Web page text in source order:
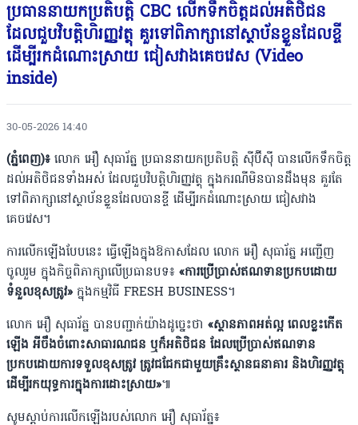
ប្រធាននាយកប្រតិបត្ដិ CBC លើកទឹកចិត្ដដល់អតិថិជន
ដែលជួបវិបត្ដិហិរញ្ញវត្ថុ គួរទៅពិភាក្សានៅស្ថាប័នខ្លួនដែលខ្ចី
ដើម្បីរកដំណោះស្រាយ ជៀសវាងគេចវេស (Video
inside)
30-05-2026 14:40
(ភ្នំពេញ)៖ លោក អឿ សុធារ័ត្ន ប្រធាននាយកប្រតិបត្តិ ស៊ីប៊ីស៊ី បានលើកទឹកចិត្ដ
ដល់អតិថិជនទាំងអស់ ដែលជួបវិបត្ដិហិរញ្ញវត្ថុ ក្នុងករណីមិនបានដឹងមុន គួរតែ
ទៅពិភាក្សានៅស្ថាប័នខ្លួនដែលបានខ្ចី ដើម្បីរកដំណោះស្រាយ ជៀសវាង
គេចវេស។
ការលើកឡើងបែបនេះ ធ្វើឡើងក្នុងឱកាសដែល លោក អឿ សុធារ័ត្ន អញ្ជើញ
ចូលរួម ក្នុងកិច្ចពិភាក្សាលើប្រធានបទ៖ «ការ​ប្រើប្រាស់​ឥណទាន​ប្រកប​ដោយ​
ទំនួល​ខុសត្រូវ» ក្នុងកម្មវិធី FRESH BUSINESS។
លោក អឿ សុធារ័ត្ន បានបញ្ជាក់យ៉ាងដូច្នេះថា «ស្ថានភាពអត់ល្អ ពេលខ្លះកើត
ឡើង អីចឹងចំពោះសាធារណជន ឬក៏អតិថិជន ដែលប្រើប្រាស់ឥណទាន
ប្រកបដោយការទទួលខុសត្រូវ ត្រូវជជែកជាមួយគ្រឹះស្ថានធនាគារ និងហិរញ្ញវត្ថុ
ដើម្បីរកយុទ្ធការក្នុងការដោះស្រាយ»៕
សូមស្តាប់ការលើកឡើងរបស់លោក អឿ សុធារ័ត្ន៖